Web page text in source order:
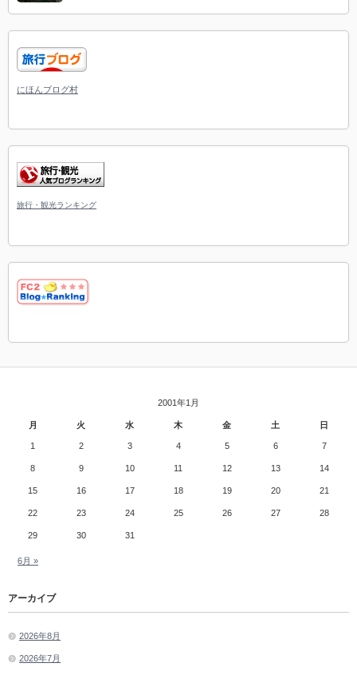
にほんブログ村
旅行・観光ランキング
2001年1月
月 火 水 木 金 土 日
1 2 3 4 5 6 7
8 9 10 11 12 13 14
15 16 17 18 19 20 21
22 23 24 25 26 27 28
29 30 31
6月 »
アーカイブ
2026年8月
2026年7月